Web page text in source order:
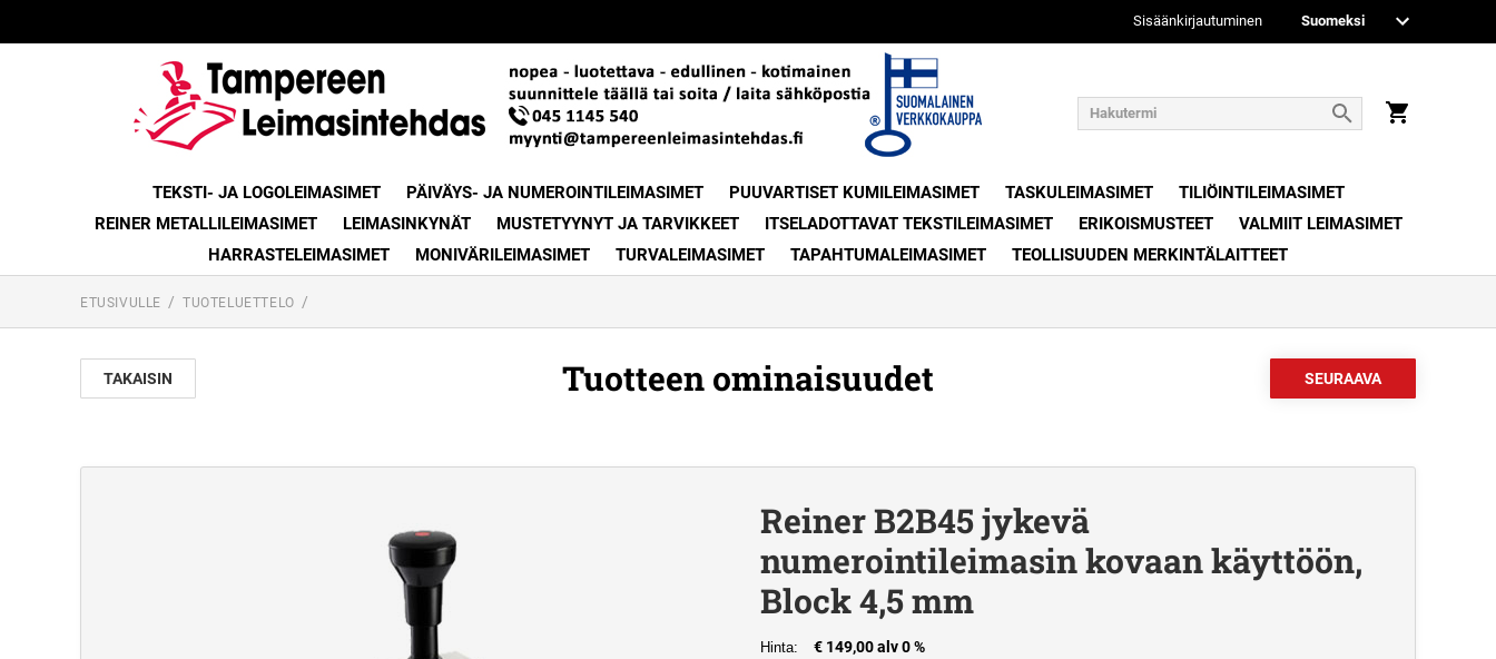
Sisäänkirjautuminen
TEKSTI- JA LOGOLEIMASIMET PÄIVÄYS- JA NUMEROINTILEIMASIMET PUUVARTISET KUMILEIMASIMET TASKULEIMASIMET
TILIÖINTILEIMASIMET
REINER METALLILEIMASIMET
LEIMASINKYNÄT MUSTETYYNYT JA TARVIKKEET ITSELADOTTAVAT TEKSTILEIMASIMET ERIKOISMUSTEET
VALMIIT LEIMASIMET
HARRASTELEIMASIMET
MONIVÄRILEIMASIMET TURVALEIMASIMET TAPAHTUMALEIMASIMET TEOLLISUUDEN MERKINTÄLAITTEET
ETUSIVULLE TUOTELUETTELO
TAKAISIN Tuotteen ominaisuudet
Reiner B2B45 jykevä
numerointileimasin kovaan käyttöön,
Block 4,5 mm
Hinta: € 149,00 alv 0 %